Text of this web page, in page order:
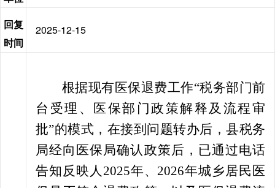
回复
时间
2025-12-15
根据现有医保退费工作“税务部门前
台受理、医保部门政策解释及流程审
批”的模式，在接到问题转办后，县税务
局经向医保局确认政策后，已通过电话
告知反映人2025年、2026年城乡居民医